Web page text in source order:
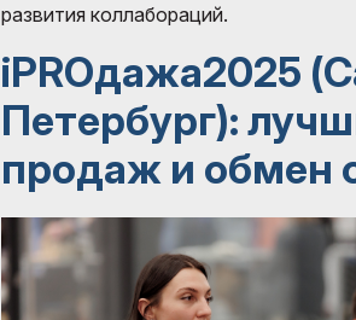
развития коллабораций.
iPROдажа2025
Петербург):
продаж и обмен